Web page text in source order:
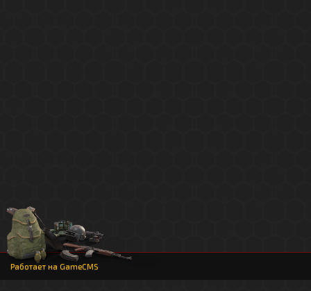
Работает на GameCMS